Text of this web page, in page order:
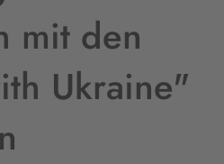
mit den
Ukraine"